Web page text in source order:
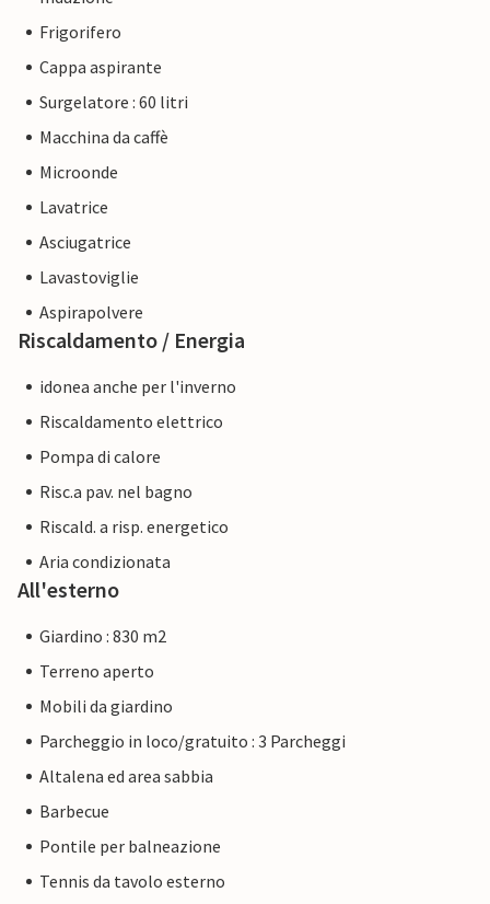
Frigorifero
Cappa aspirante
Surgelatore : 60 litri
Macchina da caffè
Microonde
Lavatrice
Asciugatrice
Lavastoviglie
Aspirapolvere
Riscaldamento / Energia
idonea anche per l'inverno
Riscaldamento elettrico
Pompa di calore
Risc.a pav. nel bagno
Riscald. a risp. energetico
Aria condizionata
All'esterno
Giardino : 830 m2
Terreno aperto
Mobili da giardino
Parcheggio in loco/gratuito : 3 Parcheggi
Altalena ed area sabbia
Barbecue
Pontile per balneazione
Tennis da tavolo esterno